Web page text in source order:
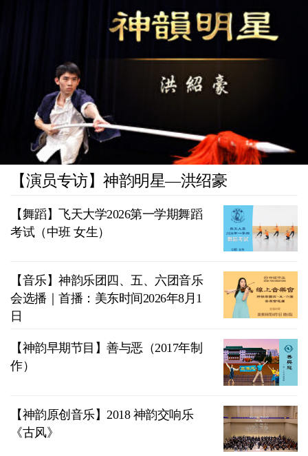
【演员专访】神韵明星—洪绍豪
【舞蹈】飞天大学2026第一学期舞蹈
考试（中班 女生）
【音乐】神韵乐团四、五、六团音乐
会选播｜首播：美东时间2026年8月1
日
【神韵早期节目】善与恶（2017年制
作）
【神韵原创音乐】2018 神韵交响乐
《古风》